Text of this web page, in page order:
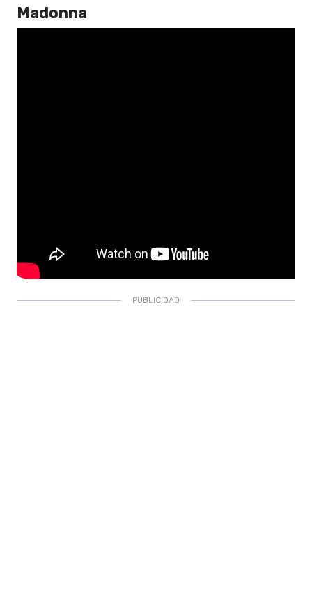
Madonna